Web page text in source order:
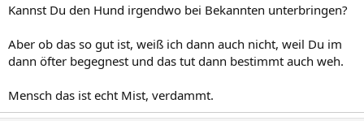
Kannst Du den Hund irgendwo bei Bekannten unterbringen?
Aber ob das so gut ist, weiß ich dann auch nicht, weil Du im
dann öfter begegnest und das tut dann bestimmt auch weh.
Mensch das ist echt Mist, verdammt.